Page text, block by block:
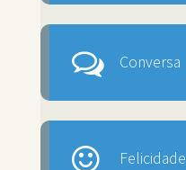
Conversa
Felicidade